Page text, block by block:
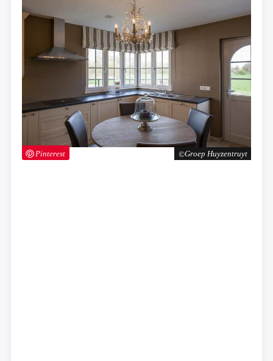
Groep Huyzentruyt
Pinterest